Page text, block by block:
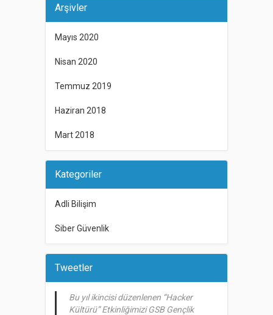
Arşivler
Mayıs 2020
Nisan 2020
Temmuz 2019
Haziran 2018
Mart 2018
Kategoriler
Adli Bilişim
Siber Güvenlik
Tweetler
Bu yıl ikincisi düzenlenen “Hacker
Kültürü” Etkinliğimizi GSB Gençlik